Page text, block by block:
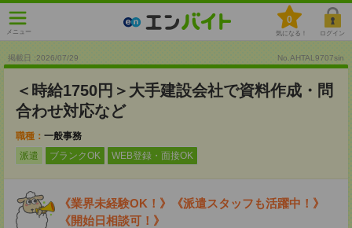
メニュー
0
気になる！ ログイン
掲載日 :2026/07/29 No.AHTAL9707sin
＜時給1750円＞大手建設会社で資料作成・問
合わせ対応など
職種： 一般事務
派遣
ブランクOK WEB登録・面接OK
《業界未経験OK！》《派遣スタッフも活躍中！》
《開始日相談可！》